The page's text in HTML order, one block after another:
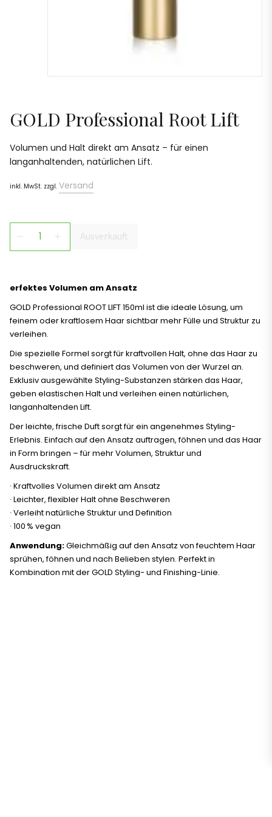
GOLD Professional Root Lift
Volumen und Halt direkt am Ansatz – für einen
langanhaltenden, natürlichen Lift.
inkl. MwSt. zzgl. Versand
Ausverkauft
erfektes Volumen am Ansatz
GOLD Professional ROOT LIFT 150ml ist die ideale Lösung, um
feinem oder kraftlosem Haar sichtbar mehr Fülle und Struktur zu
verleihen.
Die spezielle Formel sorgt für kraftvollen Halt, ohne das Haar zu
beschweren, und definiert das Volumen von der Wurzel an.
Exklusiv ausgewählte Styling-Substanzen stärken das Haar,
geben elastischen Halt und verleihen einen natürlichen,
langanhaltenden Lift.
Der leichte, frische Duft sorgt für ein angenehmes Styling-
Erlebnis. Einfach auf den Ansatz auftragen, föhnen und das Haar
in Form bringen – für mehr Volumen, Struktur und
Ausdruckskraft.
∙ Kraftvolles Volumen direkt am Ansatz
∙ Leichter, flexibler Halt ohne Beschweren
∙ Verleiht natürliche Struktur und Definition
∙ 100 % vegan
Anwendung:Gleichmäßig auf den Ansatz von feuchtem Haar
sprühen, föhnen und nach Belieben stylen. Perfekt in
Kombination mit der GOLD Styling- und Finishing-Linie.